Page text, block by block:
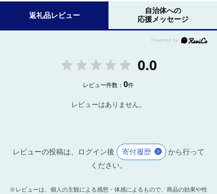
返礼品レビュー
自治体への
応援メッセージ
0.0
レビュー件数：0件
レビューはありません。
レビューの投稿は、ログイン後 寄付履歴
から行って
ください。
※レビューは、個人の主観による感想・体感によるもので、商品の効果や性